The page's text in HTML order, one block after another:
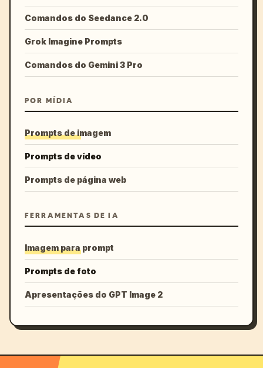
Comandos do Seedance 2.0
Grok Imagine Prompts
Comandos do Gemini 3 Pro
POR MÍDIA
Prompts de imagem
Prompts de vídeo
Prompts de página web
FERRAMENTAS DE IA
Imagem para prompt
Prompts de foto
Apresentações do GPT Image 2